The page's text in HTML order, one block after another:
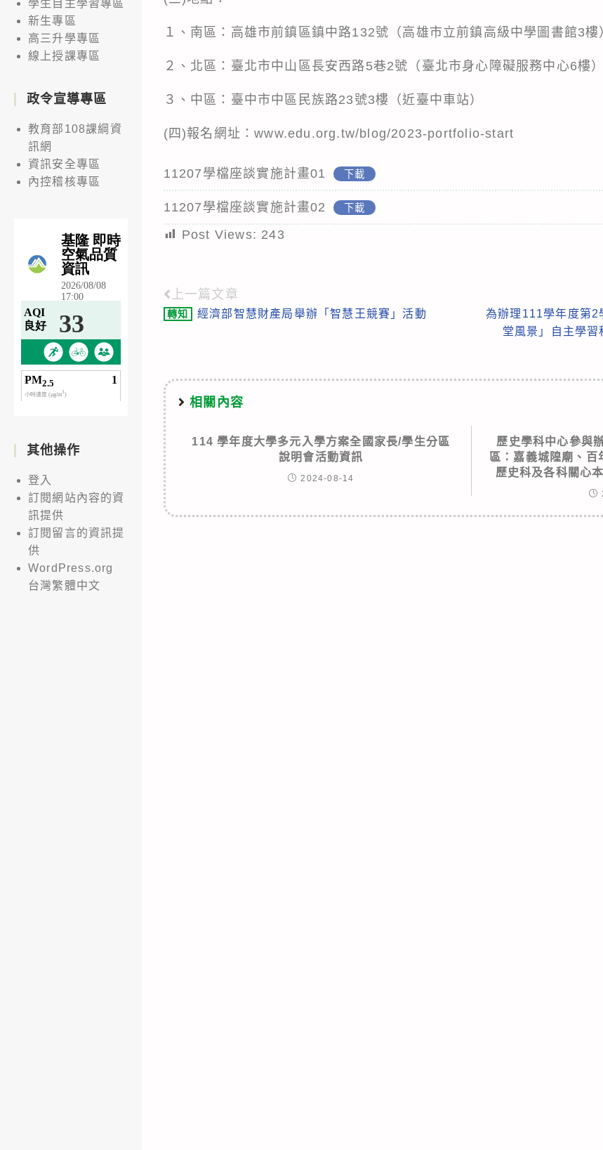
１、南區：高雄市前鎮區鎮中路132號（高雄市立前鎮高級中學圖書館3樓
２、北區：臺北市中山區長安西路5巷2號（臺北市身心障礙服務中心6樓）
３、中區：臺中市中區民族路23號3樓（近臺中車站）
(四)報名網址：www.edu.org.tw/blog/2023-portfolio-start
11207學檔座談實施計畫01 下載
11207學檔座談實施計畫02 下載
Post Views: 243
Read
more
上一篇文章
轉知 經濟部智慧財產局舉辦「智慧王競賽」活動
為辦理111學年度第2
堂風景」自主學
相關內容
114 學年度大學多元入學方案全國家長/學生分區
說明會活動資訊
2024-08-14
歷史學科中心參與
區：嘉義城隍廟、百
歷史科及各科關心
學生自主學習專區
新生專區
高三升學專區
線上授課專區
政令宣導專區
教育部108課綱資
訊網
資訊安全專區
內控稽核專區
其他操作
登入
訂閱網站內容的資
訊提供
訂閱留言的資訊提
供
WordPress.org
台灣繁體中文